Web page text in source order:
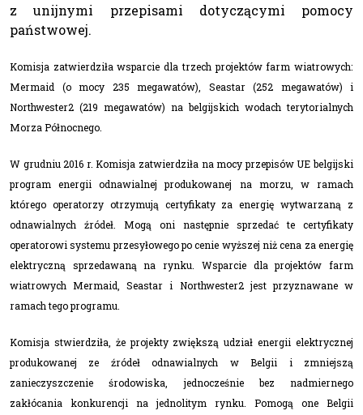
z unijnymi przepisami dotyczącymi pomocy
państwowej.
Komisja zatwierdziła wsparcie dla trzech projektów farm wiatrowych:
Mermaid (o mocy 235 megawatów), Seastar (252 megawatów) i
Northwester2 (219 megawatów) na belgijskich wodach terytorialnych
Morza Północnego.
W grudniu 2016 r. Komisja zatwierdziła na mocy przepisów UE belgijski
program energii odnawialnej produkowanej na morzu, w ramach
którego operatorzy otrzymują certyfikaty za energię wytwarzaną z
odnawialnych źródeł. Mogą oni następnie sprzedać te certyfikaty
operatorowi systemu przesyłowego po cenie wyższej niż cena za energię
elektryczną sprzedawaną na rynku. Wsparcie dla projektów farm
wiatrowych Mermaid, Seastar i Northwester2 jest przyznawane w
ramach tego programu.
Komisja stwierdziła, że projekty zwiększą udział energii elektrycznej
produkowanej ze źródeł odnawialnych w Belgii i zmniejszą
zanieczyszczenie środowiska, jednocześnie bez nadmiernego
zakłócania konkurencji na jednolitym rynku. Pomogą one Belgii